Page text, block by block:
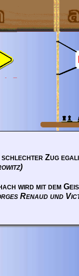
schlechter Zug
wird mit dem
Renaud und